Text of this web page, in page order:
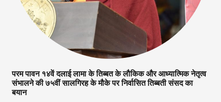
परम पावन १४वें दलाई लामा के तिब्बत के लौकिक और आध्यात्मिक नेतृत्व
संभालने की ७५वीं सालगिरह के मौके पर निर्वासित तिब्बती संसद का
बयान